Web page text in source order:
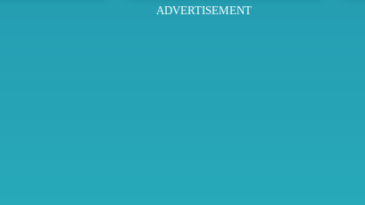
ADVERTISEMENT